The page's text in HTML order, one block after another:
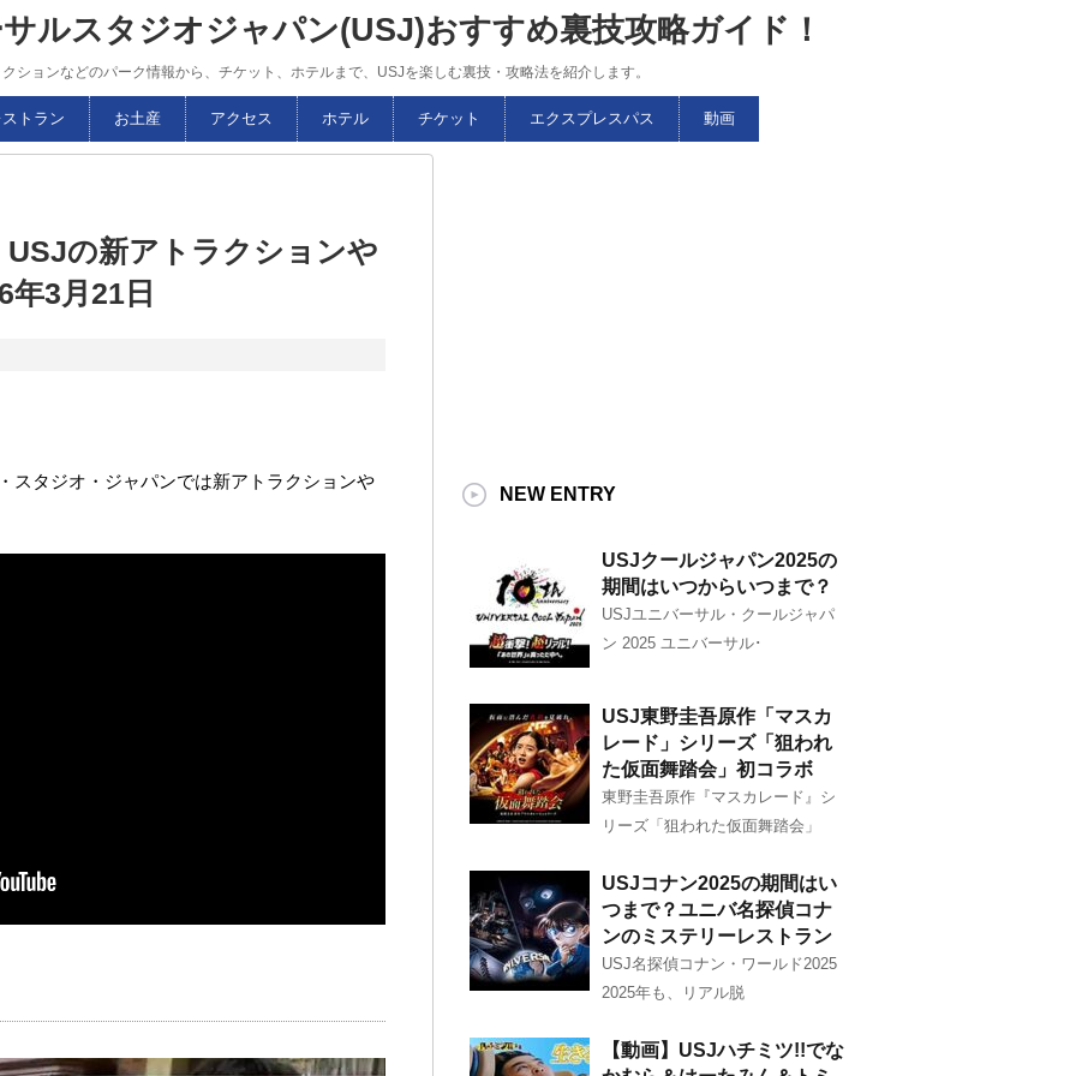
ルスタジオジャパン(USJ)おすすめ裏技攻略ガイド！
ションなどのパーク情報から、チケット、ホテルまで、USJを楽しむ裏技・攻略法を紹介します。
トラン お土産 アクセス ホテル チケット エクスプレスパス 動画
の新アトラクションや
3月21日
スタジオ・ジャパンでは新アトラクションや
NEW ENTRY
USJクールジャパン2025の
期間はいつからいつまで？
USJユニバーサル・クールジャパ
ン 2025 ユニバーサル･
USJ東野圭吾原作「マスカ
レード」シリーズ「狙われ
た仮面舞踏会」初コラボ
東野圭吾原作『マスカレード』シ
リーズ「狙われた仮面舞踏会」
USJコナン2025の期間はい
つまで？ユニバ名探偵コナ
ンのミステリーレストラン
USJ名探偵コナン・ワールド2025
2025年も、リアル脱
【動画】USJハチミツ!!でな